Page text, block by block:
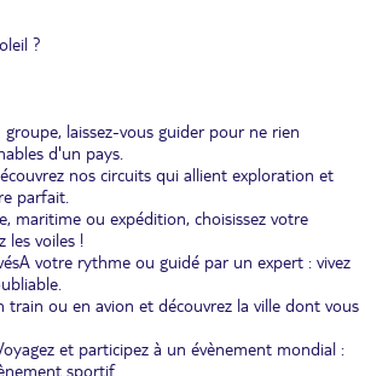
?
groupe, laissez-vous guider pour ne rien
d'un pays.
nos circuits qui allient exploration et
parfait.
maritime ou expédition, choisissez votre
les voiles !
A votre rythme ou guidé par un expert : vivez
train ou en avion et découvrez la ville dont vous
et participez à un évènement mondial :
sportif...